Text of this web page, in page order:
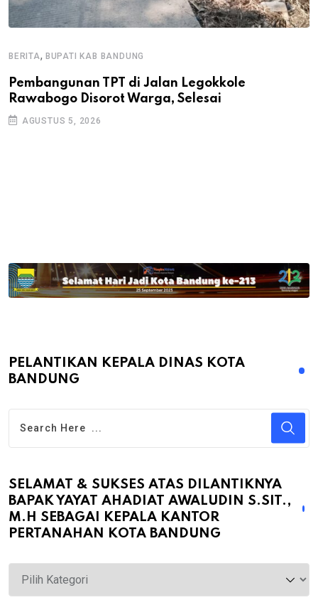
BERITA, BUPATI KAB BANDUNG
Pembangunan TPT di Jalan Legokkole
Rawabogo Disorot Warga, Selesai
AGUSTUS 5, 2026
PELANTIKAN KEPALA DINAS KOTA
BANDUNG
SELAMAT & SUKSES ATAS DILANTIKNYA
BAPAK YAYAT AHADIAT AWALUDIN S.SIT.,
M.H SEBAGAI KEPALA KANTOR
PERTANAHAN KOTA BANDUNG